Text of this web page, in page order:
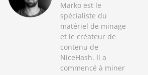
Marko est le
spécialiste du
matériel de minage
et le créateur de
contenu de
NiceHash. Il a
commencé à miner